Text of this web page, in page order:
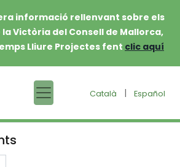
informació rellenvant sobre els
Victòria del Consell de Mallorca,
Lliure Projectes fent clic aquí
Català | Español